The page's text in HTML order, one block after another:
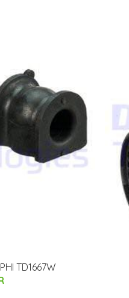
TD1667W